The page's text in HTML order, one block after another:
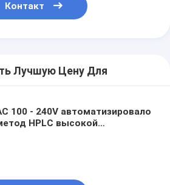
Контакт
Лучшую Цену Для
100 - 240V автоматизировало
HPLC высокой